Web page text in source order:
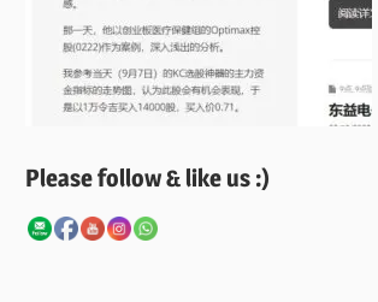
Please follow & like us :)